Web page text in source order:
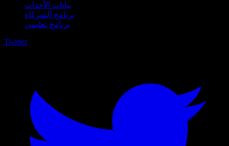
بيانات الأحداث
برنامج الشركاء
برنامج تعليمي
Twitter